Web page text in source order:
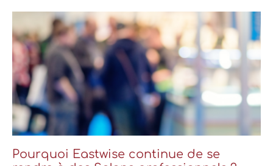
Pourquoi Eastwise continue de se